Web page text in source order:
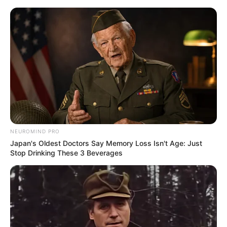
Robert Downey Jr. jako „Dolittle” w
pełnym zwiastunie!
Mateusz Zaczyk 3 stycznia 2020 Aktualności
Studio Universal Picturespokazało dzisiaj pełny zwiastun
NEUROMIND PRO
Japan's Oldest Doctors Say Memory Loss Isn't Age: Just
Stop Drinking These 3 Beverages